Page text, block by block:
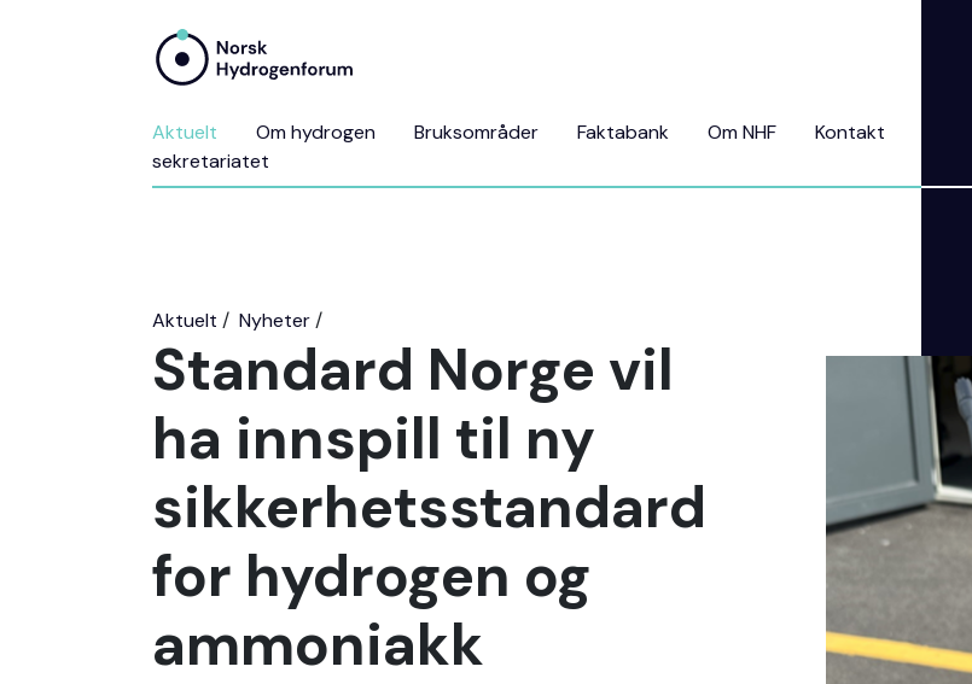
Aktuelt Om hydrogen Bruksområder Faktabank Om NHF
Kontakt
sekretariatet
Aktuelt Nyheter
Standard Norge vil
ha innspill til ny
sikkerhetsstandard
for hydrogen og
ammoniakk